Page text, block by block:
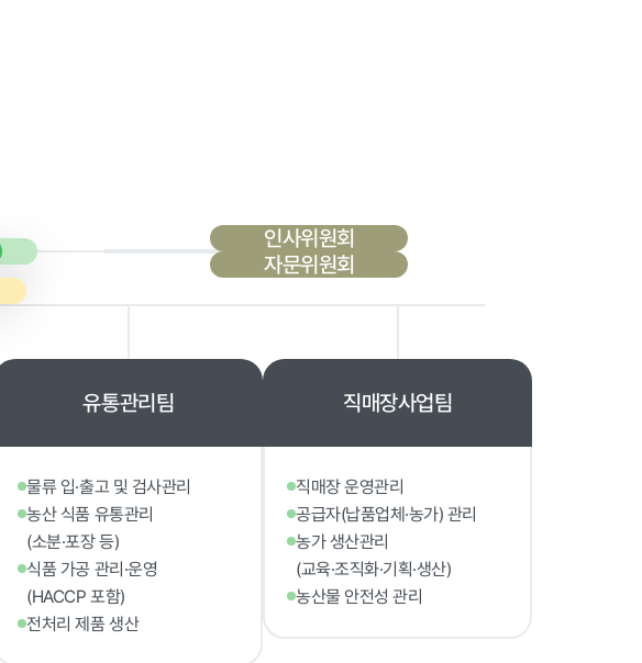
인사위원회
자문위원회
유통관리팀
물류 입·출고 및 검사관리
농산 식품 유통관리
(소분·포장 등)
식품 가공 관리·운영
(HACCP 포함)
전처리 제품 생산
직매장사업팀
직매장 운영관리
공급자(납품업체·농가) 관리
농가 생산관리
(교육·조직화·기획·생산)
농산물 안전성 관리